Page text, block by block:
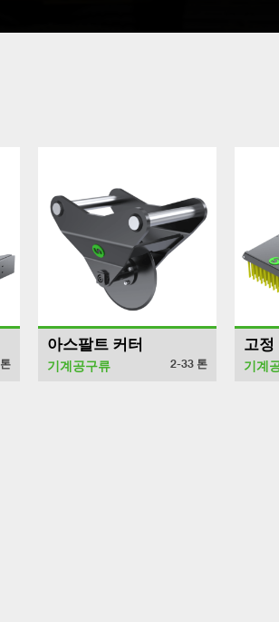
톤
아스팔트 커터
기계공구류 2-33 톤
고정
기계